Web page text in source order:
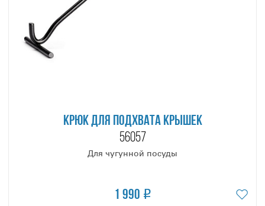
КРЮК ДЛЯ ПОДХВАТА КРЫШЕК
56057
Для чугунной посуды
1 990